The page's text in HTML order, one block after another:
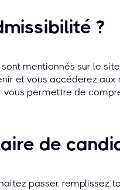
?
mentionnés sur le
et vous accéderez aux
permettre de
de
passer, remplissez